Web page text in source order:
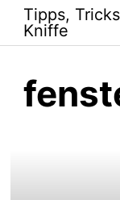
Tipps,
Kniffe